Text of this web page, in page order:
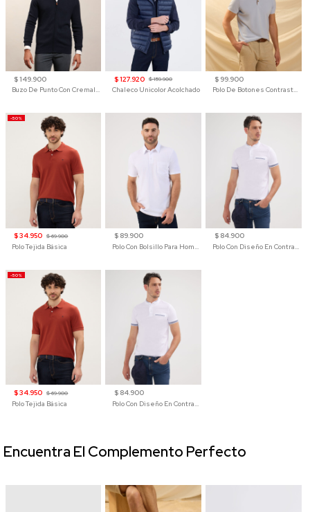
$ 149.900
Buzo De Punto Con Cremallera Para Hombre
$ 127.920 $ 159.900
Chaleco Unicolor Acolchado
$ 99.900
Polo De Botones Contraste Para Hombre
-50%
$ 34.950 $ 69.900
Polo Tejida Básica
$ 89.900
Polo Con Bolsillo Para Hombre
$ 84.900
Polo Con Diseño En Contraste
-50%
$ 34.950 $ 69.900
Polo Tejida Básica
$ 84.900
Polo Con Diseño En Contraste
Encuentra El Complemento Perfecto